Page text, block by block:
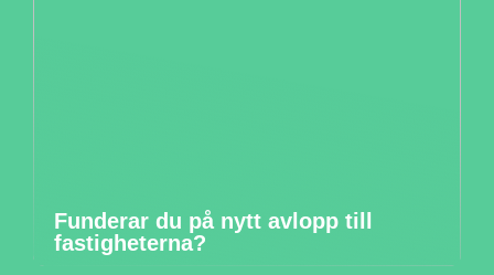
Funderar du på nytt avlopp till
fastigheterna?